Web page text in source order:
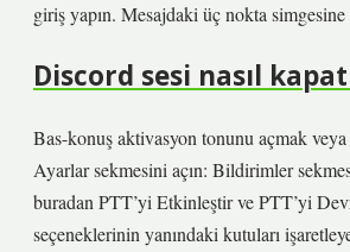
giriş yapın. Mesajdaki üç nokta simgesine
Discord sesi nasıl
Bas-konuş aktivasyon tonunu açmak
Ayarlar sekmesini açın: Bildirimler
buradan PTT’yi Etkinleştir ve PTT’yi
seçeneklerinin yanındaki kutuları